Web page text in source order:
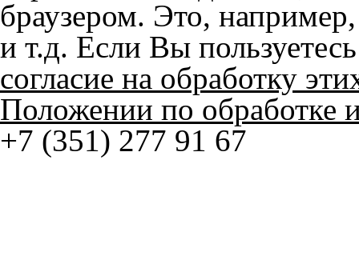
© ателье «Автоковрики
корпус 1.
На нашем сайте в целях
работоспособности